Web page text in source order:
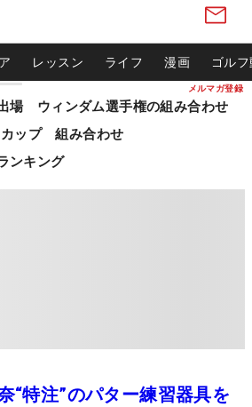
メルマガ登録
レッスン ライフ 漫画 ゴル
場 ウィンダム選手権の組み合わせ
ップ 組み合わせ
ンキング
“特注”のパター練習器具を